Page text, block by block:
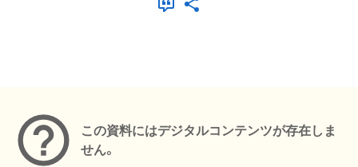
この資料にはデジタルコンテンツが存在しま
せん。